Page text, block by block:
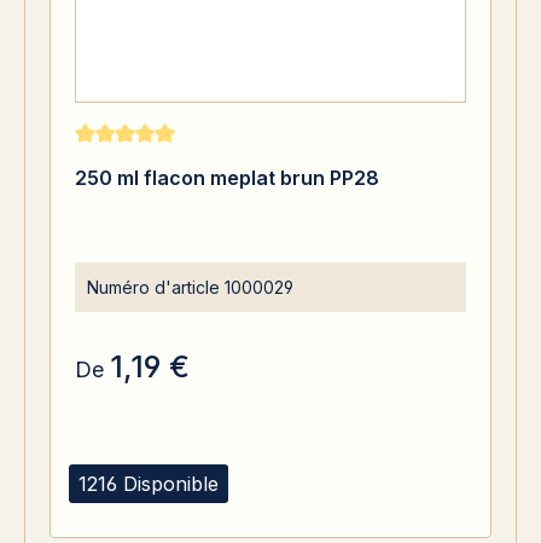
1216 Disponible
Note moyenne de 5 sur 5 étoiles
250 ml flacon meplat brun PP28
Numéro d'article 1000029
De 1,19 €